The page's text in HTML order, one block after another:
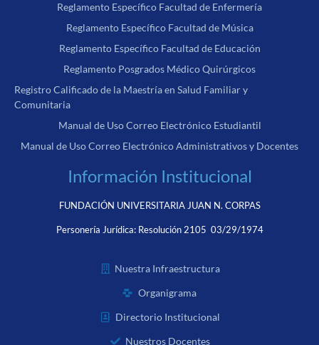
Reglamento Específico Facultad de Enfermería
Reglamento Específico Facultad de Música
Reglamento Específico Facultad de Educación
Reglamento Posgrados Médico Quirúrgicos
Registro Calificado de la Maestría en Salud Familiar y
Comunitaria
Manual de Uso Correo Electrónico Estudiantil
Manual de Uso Correo Electrónico Administrativos y Docentes
Información Institucional
FUNDACIÓN UNIVERSITARIA JUAN N. CORPAS
Personería Jurídica: Resolución 2105 03/29/1974
Nuestra Infraestructura
Organigrama
Directorio Institucional
Nuestros Docentes